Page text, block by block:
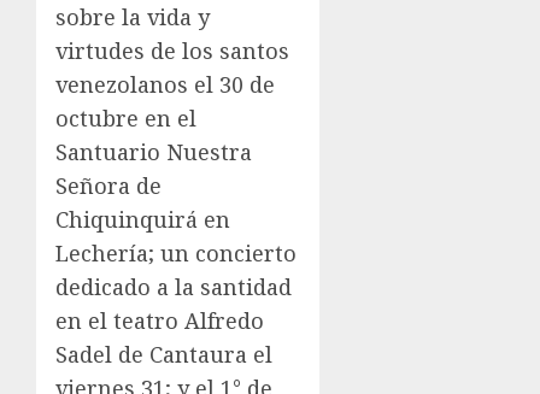
sobre la vida y
virtudes de los santos
venezolanos el 30 de
octubre en el
Santuario Nuestra
Señora de
Chiquinquirá en
Lechería; un concierto
dedicado a la santidad
en el teatro Alfredo
Sadel de Cantaura el
viernes 31; y el 1° de